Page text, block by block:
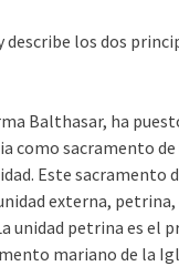
describe los dos
Balthasar, ha
como sacramento de
Este sacramento
externa, petrina,
unidad petrina es el
mariano de la